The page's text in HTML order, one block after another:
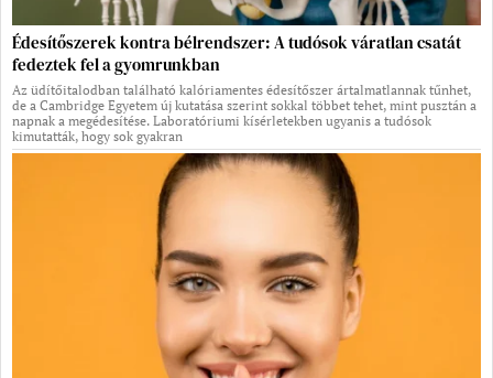
Édesítőszerek kontra bélrendszer: A tudósok váratlan csatát
fedeztek fel a gyomrunkban
Az üdítőitalodban található kalóriamentes édesítőszer ártalmatlannak tűnhet,
de a Cambridge Egyetem új kutatása szerint sokkal többet tehet, mint pusztán a
napnak a megédesítése. Laboratóriumi kísérletekben ugyanis a tudósok
kimutatták, hogy sok gyakran